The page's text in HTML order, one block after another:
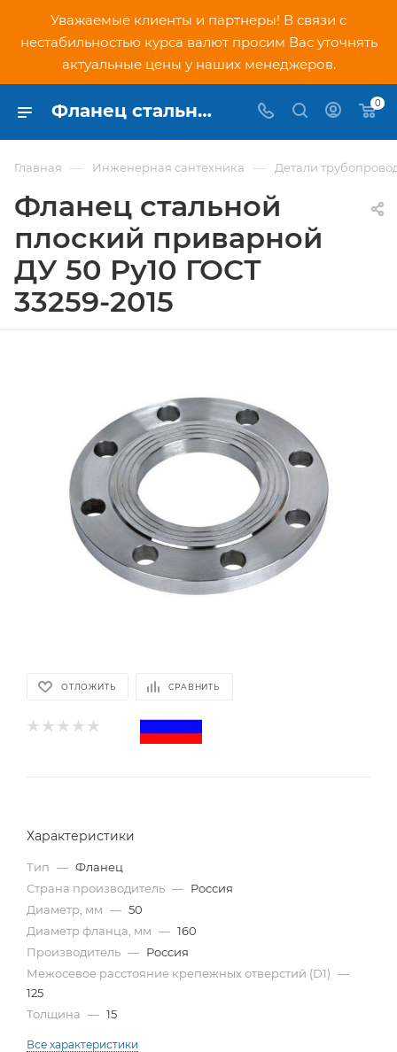
Уважаемые клиенты и партнеры! В связи с
нестабильностью курса валют просим Вас уточнять
актуальные цены у наших менеджеров.
Фланец стальной плоский приварной ДУ 50 Ру10 ГОСТ 33259-2015 - купить по низкой цене в Москве, интернет-магазин PNDtech.ru 0
Главная — Инженерная сантехника — Детали
Фланец стальной
плоский приварной
ДУ 50 Ру10 ГОСТ
33259-2015
ОТЛОЖИТЬ СРАВНИТЬ
Характеристики
Тип — Фланец
Страна производитель — Россия
Диаметр, мм — 50
Диаметр фланца, мм — 160
Производитель — Россия
Межосевое расстояние крепежных отверстий (D1) —
125
Толщина — 15
Все характеристики